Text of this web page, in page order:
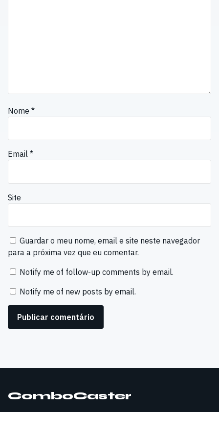
Nome *
Email *
Site
Guardar o meu nome, email e site neste navegador
para a próxima vez que eu comentar.
Notify me of follow-up comments by email.
Notify me of new posts by email.
ComboCaster